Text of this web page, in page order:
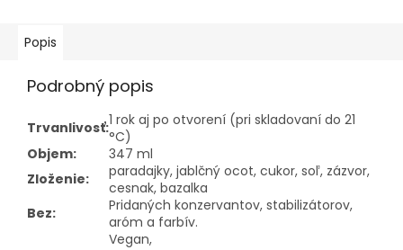
Popis
Podrobný popis
Trvanlivosť:1 rok aj po otvorení (pri skladovaní do 21
°C)
Objem:
347 ml
Zloženie:
paradajky, jablčný ocot, cukor, soľ, zázvor,
cesnak, bazalka
Bez:
Pridaných konzervantov, stabilizátorov,
aróm a farbív.
Vegan,